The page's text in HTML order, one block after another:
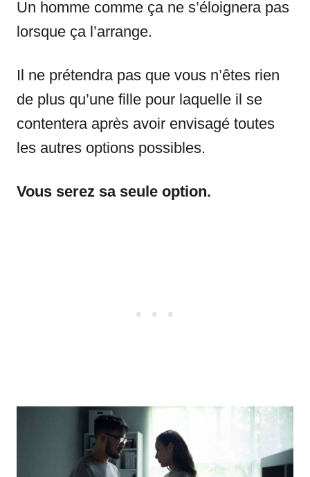
Un homme comme ça ne s’éloignera pas
lorsque ça l’arrange.
Il ne prétendra pas que vous n’êtes rien
de plus qu’une fille pour laquelle il se
contentera après avoir envisagé toutes
les autres options possibles.
Vous serez sa seule option.